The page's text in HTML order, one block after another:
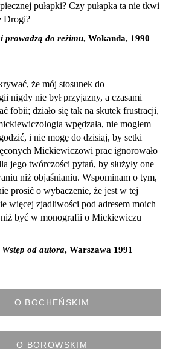
pułapki? Czy pułapka ta nie tkwi
Drogi?
prowadzą do reżimu, Wokanda, 1990
że mój stosunek do
nigdy nie był przyjazny, a czasami
fobii; działo się tak na skutek frustracji,
wpędzała, nie mogłem
i nie mogę do dzisiaj, by setki
Mickiewiczowi prac ignorowało
jego twórczości pytań, by służyły one
niż objaśnianiu. Wspominam o tym,
prosić o wybaczenie, że jest w tej
więcej zjadliwości pod adresem moich
być w monografii o Mickiewiczu
Wstęp od autora, Warszawa 1991
O BOCHEŃSKIM
O BOROWSKIM